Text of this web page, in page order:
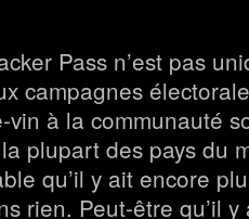
Pass n’est pas
campagnes
vin à la communauté
plupart des pays du
qu’il y ait encore
rien. Peut-être qu’il